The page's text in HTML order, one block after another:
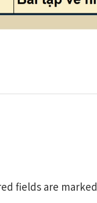
fields are marked